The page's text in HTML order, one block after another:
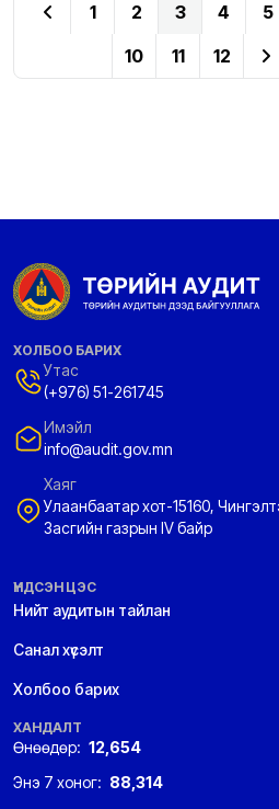
1 2 3 4 5
10
11 12
ХОЛБОО БАРИХ
Утас
(+976) 51-261745
Имэйл
info@audit.gov.mn
Хаяг
Улаанбаатар хот-15160,
Засгийн газрын IV байр
ҮНДСЭН ЦЭС
Нийт аудитын тайлан
Санал хүсэлт
Холбоо барих
ХАНДАЛТ
Өнөөдөр: 12,654
Энэ 7 хоног: 88,314